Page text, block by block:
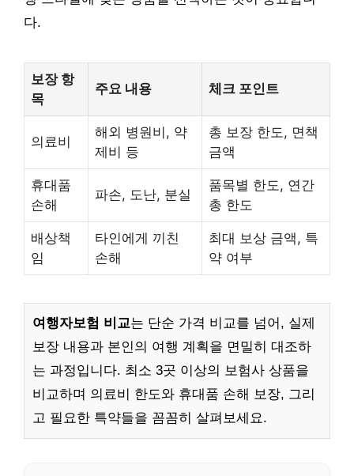
다.
보장 항
목
주요 내용 체크 포인트
의료비
해외 병원비, 약
제비 등
총 보장 한도, 면책
금액
휴대품
손해
파손, 도난, 분실
품목별 한도, 연간
총 한도
배상책
임
타인에게 끼친
손해
최대 보상 금액, 특
약 여부
여행자보험 비교는 단순 가격 비교를 넘어, 실제
보장 내용과 본인의 여행 계획을 면밀히 대조하
는 과정입니다. 최소 3곳 이상의 보험사 상품을
비교하며 의료비 한도와 휴대품 손해 보장, 그리
고 필요한 특약들을 꼼꼼히 살펴보세요.